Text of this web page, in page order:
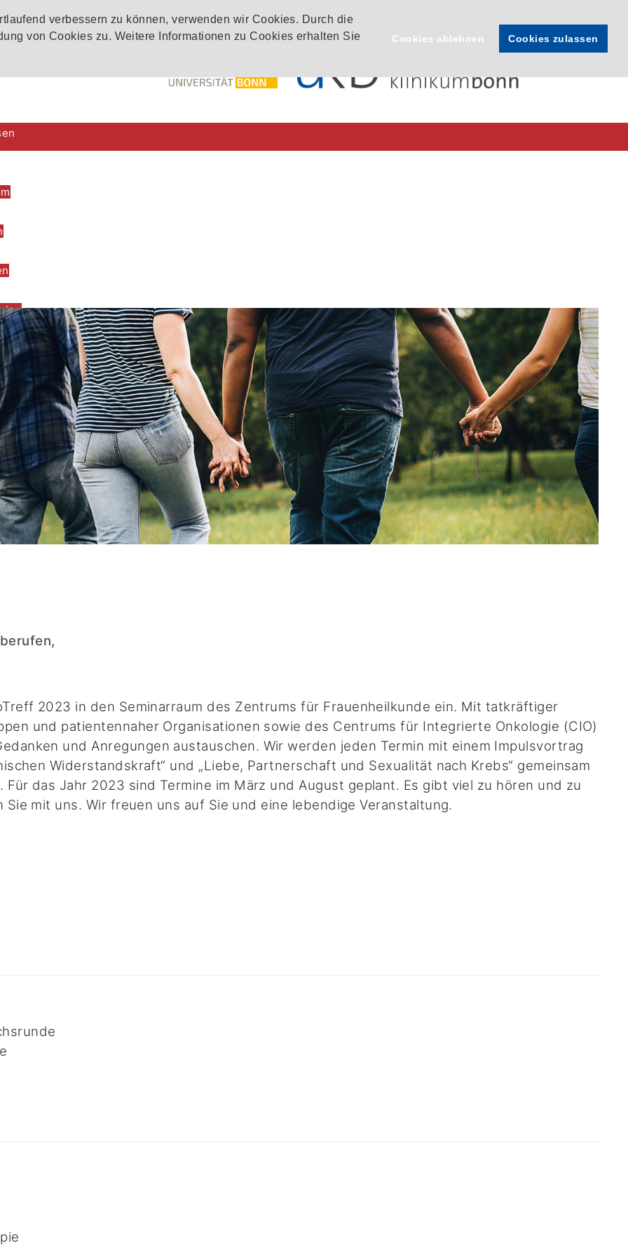
verbessern zu können, verwenden wir Cookies. Durch die
von Cookies zu. Weitere Informationen zu Cookies erhalten Sie
Cookies ablehnen Cookies zulassen
2023 in den Seminarraum des Zentrums für Frauenheilkunde ein. Mit tatkräftiger
und patientennaher Organisationen sowie des Centrums für Integrierte Onkologie (CIO)
und Anregungen austauschen. Wir werden jeden Termin mit einem Impulsvortrag
Widerstandskraft“ und „Liebe, Partnerschaft und Sexualität nach Krebs“ gemeinsam
das Jahr 2023 sind Termine im März und August geplant. Es gibt viel zu hören und zu
mit uns. Wir freuen uns auf Sie und eine lebendige Veranstaltung.